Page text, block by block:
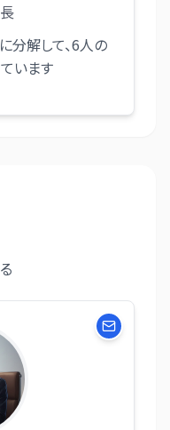
分解して、6人の
います